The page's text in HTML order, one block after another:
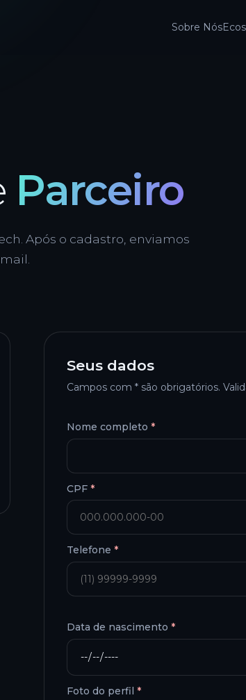
Sobre Nós
Parceiro
Após o cadastro, enviamos
Seus dados
Campos com * são obrigatórios.
Nome completo *
CPF *
Telefone *
Data de nascimento *
Foto do perfil *